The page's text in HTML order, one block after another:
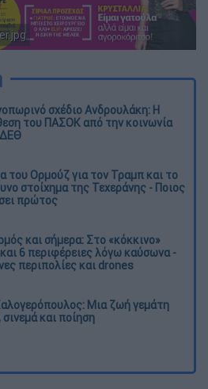
σχέδιο Ανδρουλάκη: Η
του ΠΑΣΟΚ από την κοινωνία
του Ορμούζ για τον Τραμπ και το
στοίχημα της Τεχεράνης - Ποιος
πρώτος
και σήμερα: Στο «κόκκινο»
6 περιφέρειες λόγω καύσωνα -
περιπολίες και drones
Μια ζωή γεμάτη
και ποίηση